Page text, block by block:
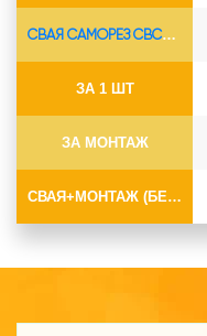
СВАЯ САМОРЕЗ СВС-Ø89*6.5
ЗА 1 ШТ
ЗА МОНТАЖ
СВАЯ+МОНТАЖ (БЕЗ ОГОЛОВКА)